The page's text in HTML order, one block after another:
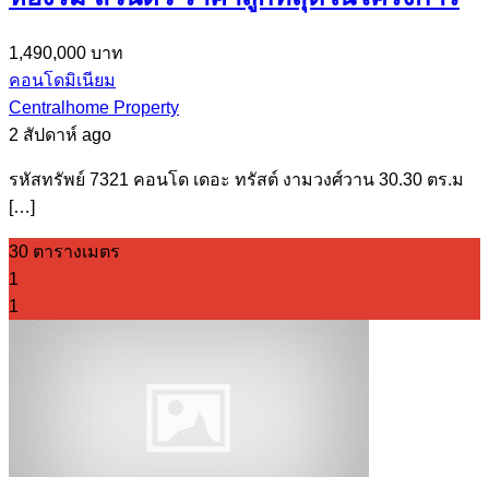
1,490,000 บาท
คอนโดมิเนียม
Centralhome Property
2 สัปดาห์ ago
รหัสทรัพย์ 7321 คอนโด เดอะ ทรัสต์ งามวงศ์วาน 30.30 ตร.ม
[…]
30 ตารางเมตร
1
1